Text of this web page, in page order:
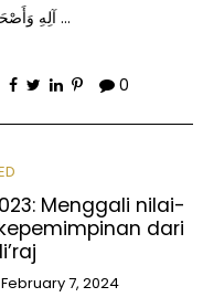
آلِهِ وَأَصْحَابِهِ وَسَلِّمَ تَسْلِيْمًا كَثِيْراً أَمَّا بَعْدُ عِبَادَ اللهِ، فَإِنِّي …
0
Menggali nilai-
dari
7, 2024